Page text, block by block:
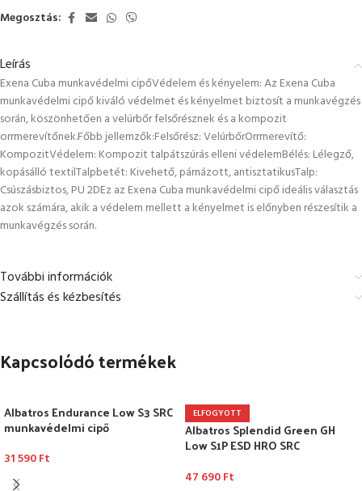
Megosztás:
Leírás
Exena Cuba munkavédelmi cipőVédelem és kényelem: Az Exena Cuba
munkavédelmi cipő kiváló védelmet és kényelmet biztosít a munkavégzés
során, köszönhetően a velúrbőr felsőrésznek és a kompozit
orrmerevítőnek.Főbb jellemzők:Felsőrész: VelúrbőrOrrmerevítő:
KompozitVédelem: Kompozit talpátszúrás elleni védelemBélés: Lélegző,
kopásálló textilTalpbetét: Kivehető, párnázott, antisztatikusTalp:
Csúszásbiztos, PU 2DEz az Exena Cuba munkavédelmi cipő ideális választás
azok számára, akik a védelem mellett a kényelmet is előnyben részesítik a
munkavégzés során.
További információk
Szállítás és kézbesítés
Kapcsolódó termékek
Albatros Endurance Low S3 SRC
munkavédelmi cipő
31 590Ft
OPCIÓK VÁLASZTÁSA
ELFOGYOTT
Albatros Splendid Green GH
Low S1P ESD HRO SRC
47 690Ft